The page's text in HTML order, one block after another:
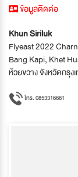
ข้อมูลติดต่อ
Khun Siriluk
Flyeast 2022
Bang Kapi, Khet
ห้วยขวาง จังหวัดกรุง
โทร. 0853316661